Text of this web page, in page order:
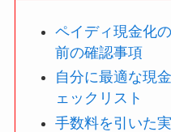
ペイディ現金化
前の確認事項
自分に最適な現
ェックリスト
手数料を引いた